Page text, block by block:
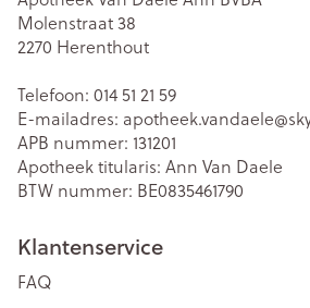
Molenstraat 38
2270 Herenthout
Telefoon: 014 51 21 59
E-mailadres: apotheek.vandaele@
APB nummer: 131201
Apotheek titularis: Ann Van Daele
BTW nummer: BE0835461790
Klantenservice
FAQ